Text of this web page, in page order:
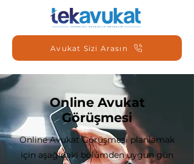
Avukat Sizi Arasın
Online Avukat
Görüşmesi
Online Avukat Görüşmesi planlamak
için aşağıdaki bölümden uygun gün